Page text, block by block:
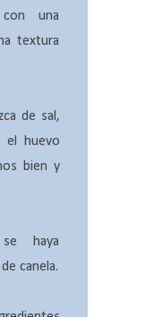
una
textura
de sal,
el huevo
bien y
haya
canela.